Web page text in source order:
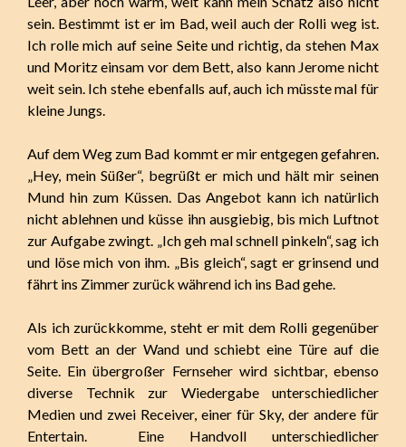
sein. Bestimmt ist er im Bad, weil auch der Rolli weg ist.
Ich rolle mich auf seine Seite und richtig, da stehen Max
und Moritz einsam vor dem Bett, also kann Jerome nicht
weit sein. Ich stehe ebenfalls auf, auch ich müsste mal für
kleine Jungs.
Auf dem Weg zum Bad kommt er mir entgegen gefahren.
„Hey, mein Süßer“, begrüßt er mich und hält mir seinen
Mund hin zum Küssen. Das Angebot kann ich natürlich
nicht ablehnen und küsse ihn ausgiebig, bis mich Luftnot
zur Aufgabe zwingt. „Ich geh mal schnell pinkeln“, sag ich
und löse mich von ihm. „Bis gleich“, sagt er grinsend und
fährt ins Zimmer zurück während ich ins Bad gehe.
Als ich zurückkomme, steht er mit dem Rolli gegenüber
vom Bett an der Wand und schiebt eine Türe auf die
Seite. Ein übergroßer Fernseher wird sichtbar, ebenso
diverse Technik zur Wiedergabe unterschiedlicher
Medien und zwei Receiver, einer für Sky, der andere für
Entertain. Eine Handvoll unterschiedlicher